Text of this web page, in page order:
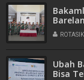
ke-76
Ubah
Bisa